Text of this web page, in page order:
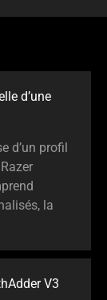
d’une
d’un profil
la
V3